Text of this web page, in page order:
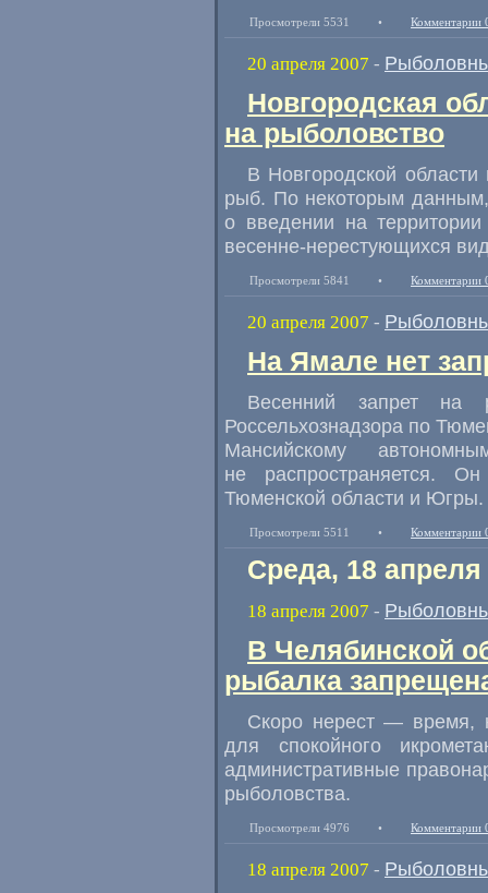
Просмотрели 5531 • Комментарии
20 апреля 2007 -
Новгородская
на рыболовство
В Новгородской
рыб. По некоторым
о введении на
весенне-нерестующихся
Просмотрели 5841 • Комментарии
20 апреля 2007 -
На Ямале нет
Весенний запрет на
Россельхознадзора по
Мансийскому
не распространяется.
Тюменской области и Югры.
Просмотрели 5511 • Комментарии
Среда, 18 апреля
18 апреля 2007 -
В Челябинской
рыбалка
Скоро нерест — время,
для спокойного
административные
рыболовства.
Просмотрели 4976 • Комментарии
18 апреля 2007 -